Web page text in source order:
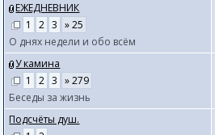
ЕЖЕДНЕВНИК
1
2 3
» 25
О днях недели и обо всём
У камина
1
2 3
» 279
Беседы за жизнь
Подсчёты душ.